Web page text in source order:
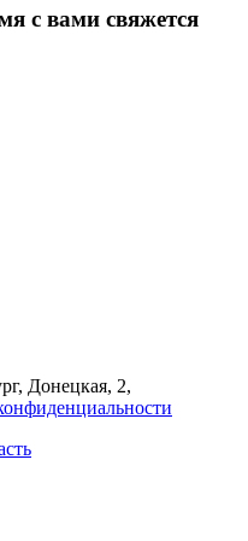
с вами свяжется
Донецкая, 2,